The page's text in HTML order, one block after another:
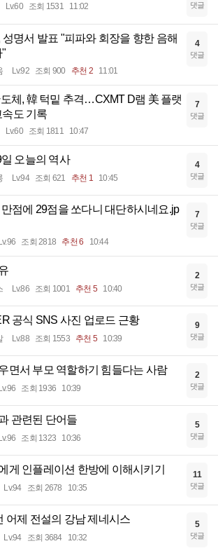
Lv.60 조회 1531 11:02 댓글
성명서 발표 "피파와 회장을 향한 음해
"
Lv.92 조회 900 추천 2 11:01
4
댓글
체, 韓 턱밑 추격…CXMT D램 美 플랫
도 기록
Lv.60 조회 1811 10:47
7
댓글
오늘의 역사
Lv.94 조회 621 추천 1 10:45
4
댓글
점에 29점을 쏘다니 대단하시네요.jp
Lv.96 조회 2818 추천 6 10:44
7
댓글
Lv.86 조회 1001 추천 5 10:40
2
댓글
공식 SNS 사진 업로드 근황
Lv.88 조회 1553 추천 5 10:39
9
댓글
면서 부모 역할하기 힘들다는 사람
Lv.96 조회 1936 10:39
2
댓글
관련된 단어들
Lv.96 조회 1323 10:36
5
댓글
게 인플레이션 한방에 이해시키기
Lv.94 조회 2678 10:35
11
댓글
어제 전설의 강남 제네시스
Lv.94 조회 3684 10:32
5
댓글